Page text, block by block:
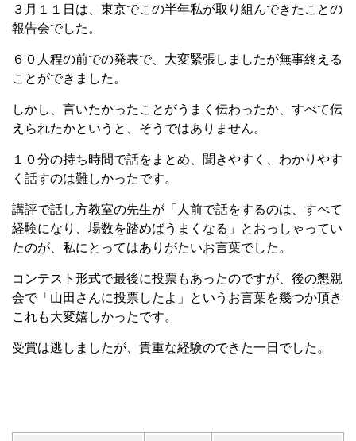
３月１１日は、東京でこの半年私が取り組んできたことの
報告会でした。
６０人程の前での発表で、大変緊張しましたが無事終える
ことができました。
しかし、言いたかったことがうまく伝わったか、すべて伝
えられたかというと、そうではありません。
１０分の持ち時間で話をまとめ、聞きやすく、わかりやす
く話すのは難しかったです。
講評で話し方教室の先生が「人前で話をするのは、すべて
経験になり、場数を踏めばうまくなる」とおっしゃってい
たのが、私にとってはありがたいお言葉でした。
コンテスト形式で最後に投票もあったのですが、後の懇親
会で「山田さんに投票したよ」というお言葉を幾つか頂き
これも大変嬉しかったです。
受賞は逃しましたが、貴重な経験のできた一日でした。